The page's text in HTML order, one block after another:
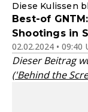
Diese Kulissen
Best-of
Shootings in
02.02.2024 • 09:40
Dieser Beitrag
('Behind the